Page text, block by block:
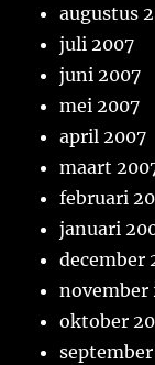
augustus
juli 2007
juni 2007
mei 2007
april 2007
maart
februari
januari
december
november
oktober